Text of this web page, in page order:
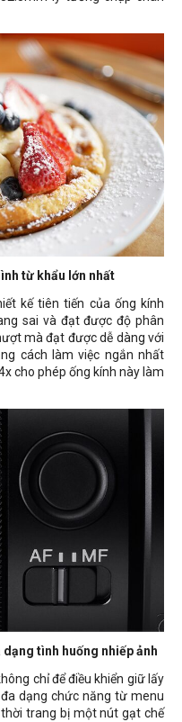
từ khẩu lớn nhất
kế tiên tiến của ống kính
sai và đạt được độ phân
mà đạt được dễ dàng với
cách làm việc ngắn nhất
cho phép ống kính này làm
tình huống nhiếp ảnh
chỉ để điều khiển giữ lấy
dạng chức năng từ menu
trang bị một nút gạt chế